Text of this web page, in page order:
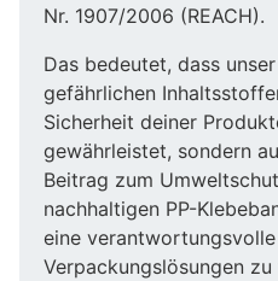
Nr. 1907/2006 (REACH).
Das bedeutet, dass
gefährlichen
Sicherheit deiner
gewährleistet, sondern
Beitrag zum
nachhaltigen PP-
eine
Verpackungslösungen